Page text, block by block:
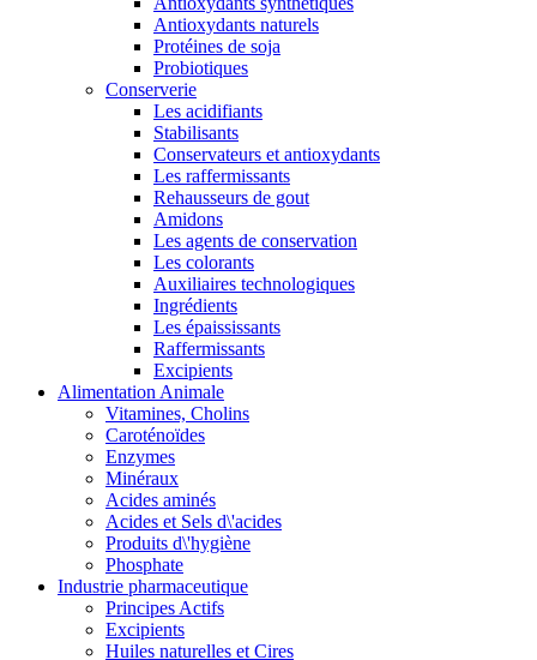
Antioxydants naturels
Protéines de soja
Probiotiques
Conserverie
Les acidifiants
Stabilisants
Conservateurs et antioxydants
Les raffermissants
Rehausseurs de gout
Amidons
Les agents de conservation
Les colorants
Auxiliaires technologiques
Ingrédients
Les épaississants
Raffermissants
Excipients
Alimentation Animale
Vitamines, Cholins
Caroténoïdes
Enzymes
Minéraux
Acides aminés
Acides et Sels d\'acides
Produits d\'hygiène
Phosphate
Industrie pharmaceutique
Principes Actifs
Excipients
Huiles naturelles et Cires